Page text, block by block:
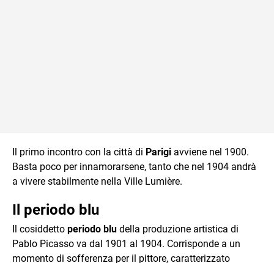
Il primo incontro con la città di Parigi avviene nel 1900.
Basta poco per innamorarsene, tanto che nel 1904 andrà
a vivere stabilmente nella Ville Lumière.
Il periodo blu
Il cosiddetto periodo blu della produzione artistica di
Pablo Picasso va dal 1901 al 1904. Corrisponde a un
momento di sofferenza per il pittore, caratterizzato